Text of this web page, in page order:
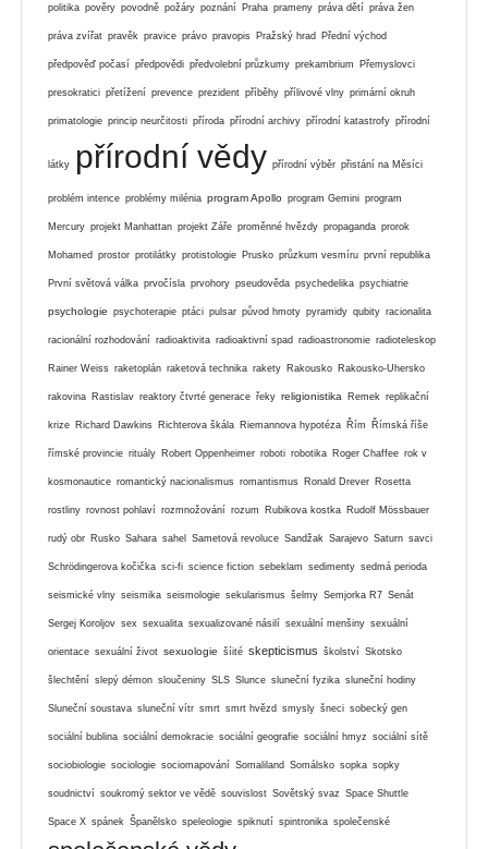
politika pověry povodně požáry poznání Praha prameny práva dětí práva žen
práva zvířat pravěk pravice právo pravopis Pražský hrad Přední východ
předpověď počasí předpovědi předvolební průzkumy prekambrium Přemyslovci
presokratici přetížení prevence prezident příběhy přílivové vlny primární okruh
primatologie princip neurčitosti příroda přírodní archivy přírodní katastrofy přírodní
látky přírodní vědy přírodní výběr přistání na Měsíci
problém intence problémy milénia program Apollo program Gemini program
Mercury projekt Manhattan projekt Záře proměnné hvězdy propaganda prorok
Mohamed prostor protilátky protistologie Prusko průzkum vesmíru první republika
První světová válka prvočísla prvohory pseudověda psychedelika psychiatrie
psychologie psychoterapie ptáci pulsar původ hmoty pyramidy qubity racionalita
racionální rozhodování radioaktivita radioaktivní spad radioastronomie radioteleskop
Rainer Weiss raketoplán raketová technika rakety Rakousko Rakousko-Uhersko
rakovina Rastislav reaktory čtvrté generace řeky religionistika Remek replikační
krize Richard Dawkins Richterova škála Riemannova hypotéza Řím Římská říše
římské provincie rituály Robert Oppenheimer roboti robotika Roger Chaffee rok v
kosmonautice romantický nacionalismus romantismus Ronald Drever Rosetta
rostliny rovnost pohlaví rozmnožování rozum Rubikova kostka Rudolf Mössbauer
rudý obr Rusko Sahara sahel Sametová revoluce Sandžak Sarajevo Saturn savci
Schrödingerova kočička sci-fi science fiction sebeklam sedimenty sedmá perioda
seismické vlny seismika seismologie sekularismus šelmy Semjorka R7 Senát
Sergej Koroljov sex sexualita sexualizované násilí sexuální menšiny sexuální
orientace sexuální život sexuologie šíité skepticismus školství Skotsko
šlechtění slepý démon sloučeniny SLS Slunce sluneční fyzika sluneční hodiny
Sluneční soustava sluneční vítr smrt smrt hvězd smysly šneci sobecký gen
sociální bublina sociální demokracie sociální geografie sociální hmyz sociální sítě
sociobiologie sociologie sociomapování Somaliland Somálsko sopka sopky
soudnictví soukromý sektor ve vědě souvislost Sovětský svaz Space Shuttle
Space X spánek Španělsko speleologie spiknutí spintronika společenské